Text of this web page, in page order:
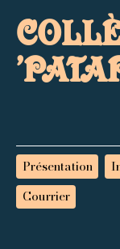
Présentation
Courrier